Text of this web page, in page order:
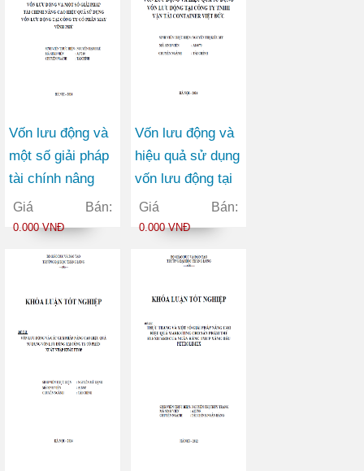
Vốn lưu động và
một số giải pháp
tài chính nâng
cao hiệu quả sử
dụng vốn lưu
Cổ phần May
Giá Bán:
0.000 VNĐ
Vốn lưu động và
hiệu quả sử dụng
vốn lưu động tại
công ty TNHH
vận tải container
Giá Bán:
0.000 VNĐ